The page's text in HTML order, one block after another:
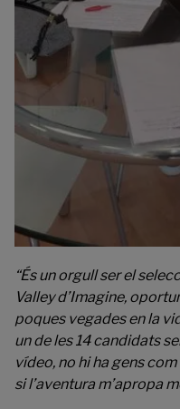
“És un orgull ser el
Valley d’Imagine,
poques vegades en la
un de les 14 candidats
vídeo, no hi ha gens
si l’aventura m’apropa